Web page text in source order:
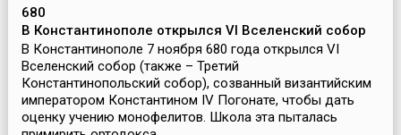
680
В Константинополе открылся VI Вселенский собор
В Константинополе 7 ноября 680 года открылся VI
Вселенский собор (также – Третий
Константинопольский собор), созванный византийским
императором Константином IV Погонате, чтобы дать
оценку учению монофелитов. Школа эта пыталась